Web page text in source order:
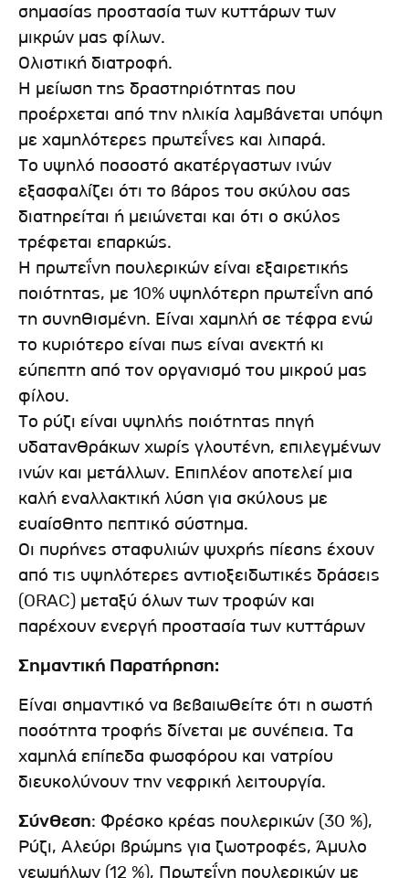
σημασίας προστασία των κυττάρων των
μικρών μας φίλων.
Ολιστική διατροφή.
Η μείωση της δραστηριότητας που
προέρχεται από την ηλικία λαμβάνεται υπόψη
με χαμηλότερες πρωτεΐνες και λιπαρά.
Το υψηλό ποσοστό ακατέργαστων ινών
εξασφαλίζει ότι το βάρος του σκύλου σας
διατηρείται ή μειώνεται και ότι ο σκύλος
τρέφεται επαρκώς.
Η πρωτεΐνη πουλερικών είναι εξαιρετικής
ποιότητας, με 10% υψηλότερη πρωτεΐνη από
τη συνηθισμένη. Είναι χαμηλή σε τέφρα ενώ
το κυριότερο είναι πως είναι ανεκτή κι
εύπεπτη από τον οργανισμό του μικρού μας
φίλου.
Το ρύζι είναι υψηλής ποιότητας πηγή
υδατανθράκων χωρίς γλουτένη, επιλεγμένων
ινών και μετάλλων. Επιπλέον αποτελεί μια
καλή εναλλακτική λύση για σκύλους με
ευαίσθητο πεπτικό σύστημα.
Οι πυρήνες σταφυλιών ψυχρής πίεσης έχουν
από τις υψηλότερες αντιοξειδωτικές δράσεις
(ORAC) μεταξύ όλων των τροφών και
παρέχουν ενεργή προστασία των κυττάρων
Σημαντική Παρατήρηση:
Είναι σημαντικό να βεβαιωθείτε ότι η σωστή
ποσότητα τροφής δίνεται με συνέπεια. Τα
χαμηλά επίπεδα φωσφόρου και νατρίου
διευκολύνουν την νεφρική λειτουργία.
Σύνθεση: Φρέσκο κρέας πουλερικών (30 %),
Ρύζι, Αλεύρι βρώμης για ζωοτροφές, Άμυλο
γεωμήλων (12 %), Πρωτεΐνη πουλερικών με